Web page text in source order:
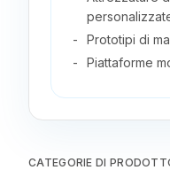
Prototipi di
Piattaforme
CATEGORIE DI